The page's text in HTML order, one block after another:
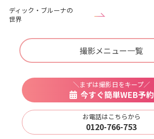
ディック・ブルーナの
世界
撮影メニュー一覧
＼まずは撮影日をキープ／
今すぐ簡単WEB予約
お電話はこちらから
0120-766-753